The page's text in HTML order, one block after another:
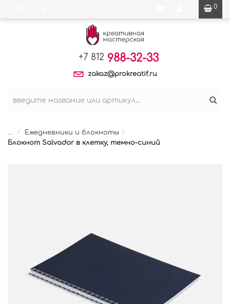
0
+7 812 988-32-33
zakaz@prokreatif.ru
...
Ежедневники и блокноты
Блокнот Salvador в клетку, темно-синий